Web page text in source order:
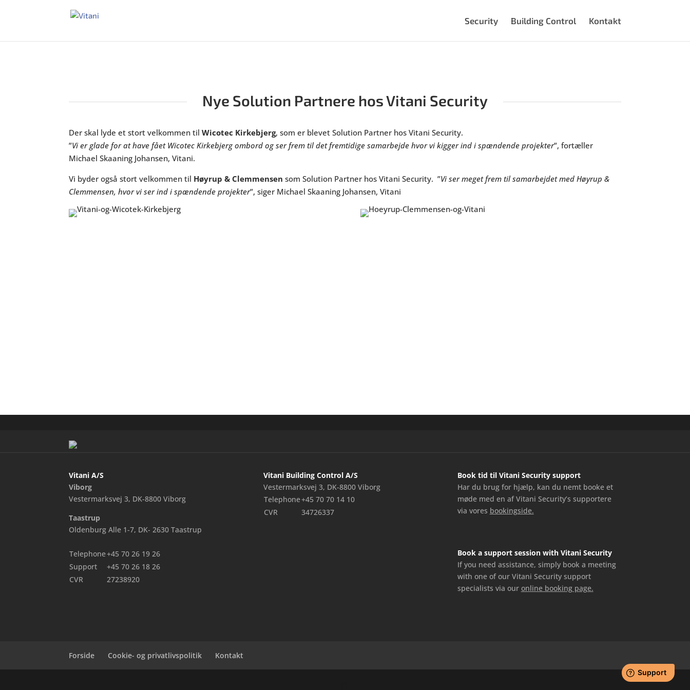
Security Building Control Kontakt
Nye Solution Partnere hos Vitani Security
Der skal lyde et stort velkommen tilWicotec Kirkebjerg, som er blevet Solution Partner hos Vitani Security.
”Vi er glade for at have fået Wicotec Kirkebjerg ombord og ser frem til det fremtidige samarbejde hvor vi kigger ind i spændende projekter”, fortæller
Michael Skaaning Johansen, Vitani.
Vi byder også stort velkommen til Høyrup & Clemmensen som Solution Partner hos Vitani Security.”Vi ser meget frem til samarbejdet med Høyrup &
Clemmensen, hvor vi ser ind i spændende projekter”, siger Michael Skaaning Johansen, Vitani
Vitani A/S
Viborg
Vestermarksvej 3, DK-8800 Viborg
Taastrup
Oldenburg Alle 1-7, DK- 2630 Taastrup
Telephone+45 70 26 19 26
Support
+45 70 26 18 26
CVR
27238920
Vitani Building Control A/S
Vestermarksvej 3, DK-8800 Viborg
Telephone+45 70 70 14 10
CVR
34726337
Book tid til Vitani Security support
Har du brug for hjælp, kan du nemt booke et
møde med en af Vitani Security’s supportere
via vores bookingside.
Book a support session with Vitani Security
If you need assistance, simply book a meeting
with one of our Vitani Security support
specialists via our online booking page.
Forside Cookie- og privatlivspolitik Kontakt